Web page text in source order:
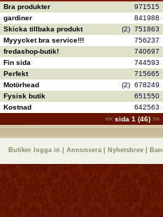
Bra produkter
971515
gardiner
841988
Skicka tillbaka produkt (2) 751863
Myyycket bra service!!!
756237
fredashop-butik!
740697
Fin sida
744593
Perfekt
715665
Motörhead (2) 678249
Fysisk butik
651550
Kostnad 642563
<< sida 1 (46) >>
Butiker logga in Annonsera Nyhetsbrev